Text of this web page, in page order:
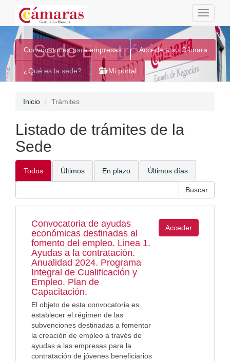
Toggle
Sede Electrónica
Convocatorias para empresas Acceda a su Cámara
¿Qué es la sede? Mi portal
Inicio Trámites
Listado de trámites de la
Sede
Todos Últimos En plazo Últimos días
Convocatoria de ayudas
económicas destinadas al
fomento del empleo. Linea 1.
Ayudas a la contratación.
Anualidad 2024. Programa
Integral de Cualificación y
Empleo. Plan de
Capacitación.
El objeto de esta convocatoria es
establecer el régimen de las
subvenciones destinadas a fomentar
la creación de empleo a través de
ayudas a las empresas para la
contratación de jóvenes beneficiarios
Acceder